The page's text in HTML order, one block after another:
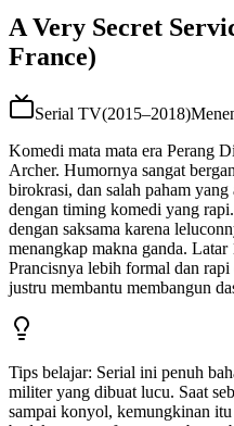
A Very Secret
France)
Serial TV(2015–2018)
Komedi mata mata era Perang
Archer. Humornya sangat
birokrasi, dan salah paham
dengan timing komedi yang
dengan saksama karena
menangkap makna ganda. Latar
Prancisnya lebih formal dan
justru membantu membangun
Tips belajar: Serial ini penuh
militer yang dibuat lucu. Saat
sampai konyol, kemungkinan